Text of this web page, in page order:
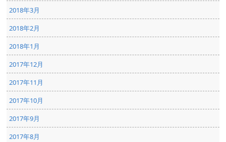
2018年3月
2018年2月
2018年1月
2017年12月
2017年11月
2017年10月
2017年9月
2017年8月